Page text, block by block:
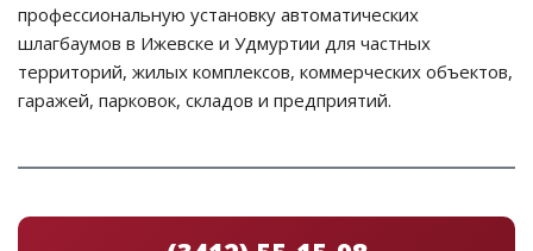
профессиональную установку автоматических
шлагбаумов в Ижевске и Удмуртии для частных
территорий, жилых комплексов, коммерческих объектов,
гаражей, парковок, складов и предприятий.